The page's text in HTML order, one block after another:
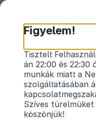
2011. évi
a sport
Hatályos: 2011.
Figyelem!
Tisztelt
án 22:00 és 22:30
munkák miatt a
szolgáltatásában
Szíves türelmüket
köszönjük!